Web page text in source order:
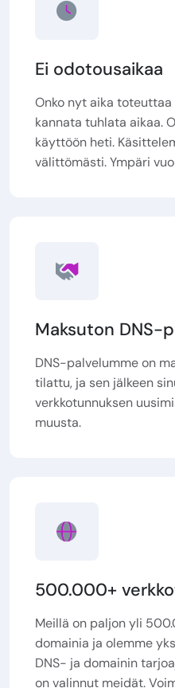
Ei odotousaikaa
Onko nyt aika
kannata tuhlata aikaa.
käyttöön heti.
välittömästi. Ympäri
Maksuton DNS-
DNS-palvelumme on
tilattu, ja sen jälkeen
verkkotunnuksen
muusta.
500.000+
Meillä on paljon yli
domainia ja olemme
DNS- ja domainin
on valinnut meidät.